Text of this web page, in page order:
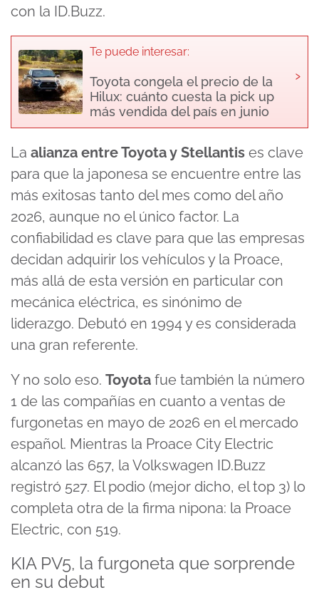
con la ID.Buzz.
Te puede interesar:
Toyota congela el precio de la
Hilux: cuánto cuesta la pick up
más vendida del país en junio
›
La alianza entre Toyota y Stellantis es clave
para que la japonesa se encuentre entre las
más exitosas tanto del mes como del año
2026, aunque no el único factor. La
confiabilidad es clave para que las empresas
decidan adquirir los vehículos y la Proace,
más allá de esta versión en particular con
mecánica eléctrica, es sinónimo de
liderazgo. Debutó en 1994 y es considerada
una gran referente.
Y no solo eso. Toyota fue también la número
1 de las compañías en cuanto a ventas de
furgonetas en mayo de 2026 en el mercado
español. Mientras la Proace City Electric
alcanzó las 657, la Volkswagen ID.Buzz
registró 527. El podio (mejor dicho, el top 3) lo
completa otra de la firma nipona: la Proace
Electric, con 519.
KIA PV5, la furgoneta que sorprende
en su debut